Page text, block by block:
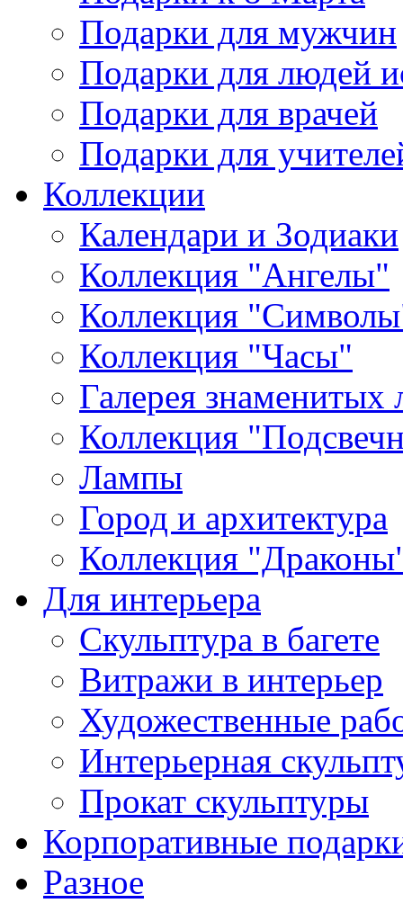
Подарки для мужчин
Подарки для людей
Подарки для врачей
Подарки для
Коллекции
Календари и Зодиаки
Коллекция "Ангелы"
Коллекция
Коллекция "Часы"
Галерея знаменитых
Коллекция
Лампы
Город и архитектура
Коллекция
Для интерьера
Скульптура в багете
Витражи в интерьер
Художественные
Интерьерная
Прокат скульптуры
Корпоративные
Разное